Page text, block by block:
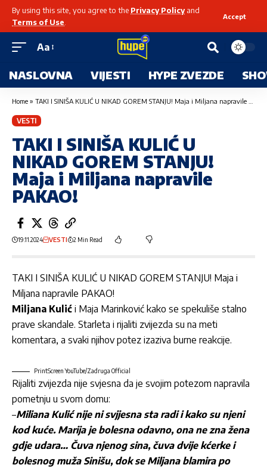
By using this site, you agree to the Privacy Policyand
Terms of Use
Accept
Aa
NASLOVNA VIJESTI HYPE ZVEZDE
Home » TAKI I SINIŠA KULIĆ U NIKAD GOREM STANJU! Maja i Miljana napravile PAKAO!
VESTI
TAKI I SINIŠA KULIĆ U
NIKAD GOREM STANJU!
Maja i Miljana napravile
PAKAO!
19.11.2024 VESTI 2 Min Read
TAKI I SINIŠA KULIĆ U NIKAD GOREM STANJU! Maja i
Miljana napravile PAKAO!
Miljana Kulić i Maja Marinković kako se spekuliše stalno
prave skandale. Starleta i rijaliti zvijezda su na meti
komentara, a svaki njihov potez izaziva burne reakcije.
PrintScreen YouTube/Zadruga Official
Rijaliti zvijezda nije svjesna da je svojim potezom napravila
pometnju u svom domu:
–Miliana Kulić nije ni svjjesna sta radi i kako su njeni
kod kuće. Marija je bolesna odavno, ona ne zna žena
gdje udara… Čuva njenog sina, čuva dvije kćerke i
bolesnog muža Sinišu, dok se Miljana blamira po